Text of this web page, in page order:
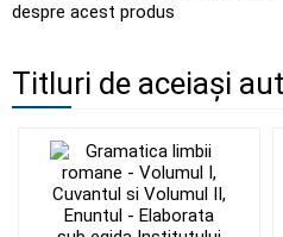
despre acest produs
Titluri de aceiași